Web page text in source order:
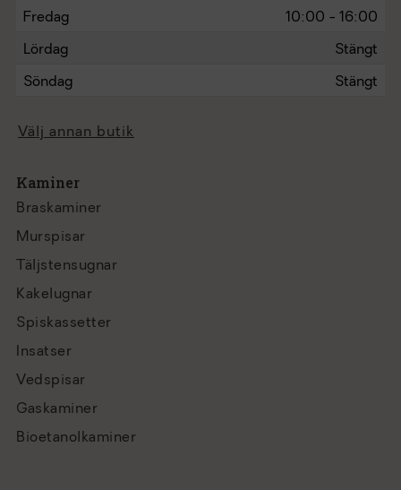
Fredag 10:00 - 16:00
Lördag Stängt
Söndag Stängt
Välj annan butik
Kaminer
Braskaminer
Murspisar
Täljstensugnar
Kakelugnar
Spiskassetter
Insatser
Vedspisar
Gaskaminer
Bioetanolkaminer